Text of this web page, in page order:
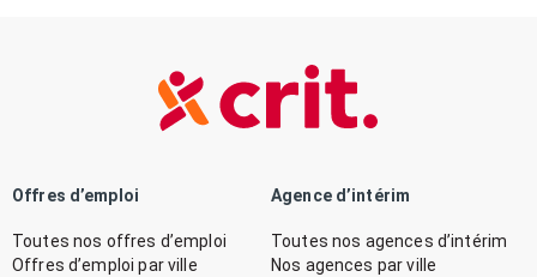
Offres d’emploi
Toutes nos offres d’emploi
Offres d’emploi par ville
Agence d’intérim
Toutes nos agences d’intérim
Nos agences par ville